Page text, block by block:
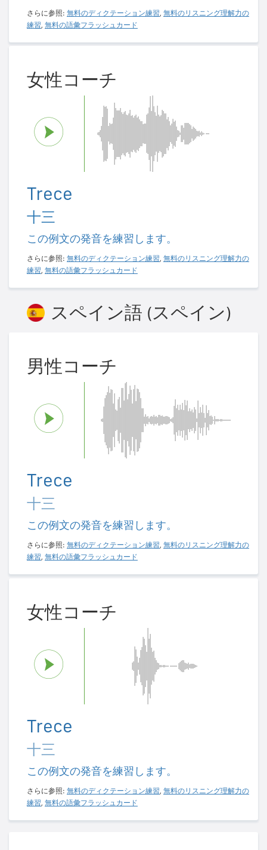
さらに参照: 無料のディクテーション練習, 無料のリスニング理解力の
練習, 無料の語彙フラッシュカード
女性コーチ
Trece
十三
この例文の発音を練習します。
さらに参照: 無料のディクテーション練習, 無料のリスニング理解力の
練習, 無料の語彙フラッシュカード
スペイン語 (スペイン)
男性コーチ
Trece
十三
この例文の発音を練習します。
さらに参照: 無料のディクテーション練習, 無料のリスニング理解力の
練習, 無料の語彙フラッシュカード
女性コーチ
Trece
十三
この例文の発音を練習します。
さらに参照: 無料のディクテーション練習, 無料のリスニング理解力の
練習, 無料の語彙フラッシュカード